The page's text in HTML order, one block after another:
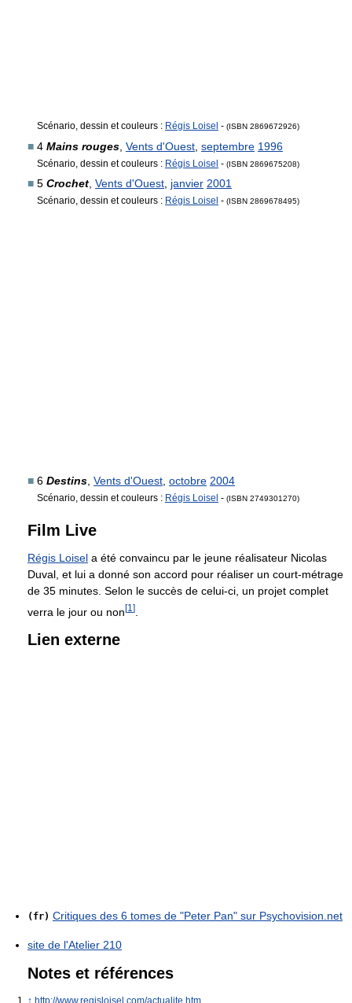
Scénario, dessin et couleurs : Régis Loisel - (ISBN 2869672926)
■ 4 Mains rouges Vents d'Ouest septembre 1996
Scénario, dessin et couleurs : Régis Loisel - (ISBN 2869675208)
■ 5 Crochet, Vents d'Ouest, janvier 2001
Scénario, dessin et couleurs : Régis Loisel - (ISBN 2869678495)
■ 6 Destins Vents d'Ouest octobre 2004
Scénario, dessin et couleurs : Régis Loisel - (ISBN 2749301270)
Film Live
Régis Loisel a été convaincu par le jeune réalisateur Nicolas
Duval, et lui a donné son accord pour réaliser un court-métrage
de 35 minutes. Selon le succès de celui-ci, un projet complet
verra le jour ou non[1 ]
Lien externe
(fr) Critiques des 6 tomes de "Peter Pan" sur Psychovision.net
site de l'Atelier 210
Notes et références